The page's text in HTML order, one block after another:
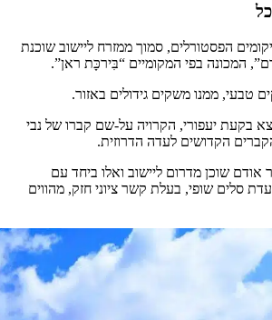
המיקומים הפסטורלים, סמוך ממזרח ליישוב שוכנת
המכונה בפי המקומיים “בִּירכָּת ראן”.
טבעי, ממנו משקים גידולים באזור.
בקעת יעפורי, הקרויה על-שם קברו של נבי
הקדושים לעדה הדרוזית.
שוכן מדרום ליישוב ואלו ביחד עם
סלים שופי, בעלת קשר ציוני חזק, מהווים